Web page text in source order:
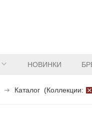
НОВИНКИ
Каталог (Коллекции: